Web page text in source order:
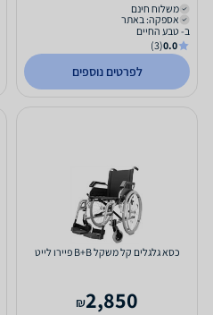
משלוח חינם
אספקה: באתר
ב- טבע החיים
0.0
(3)
לפרטים נוספים
כסא גלגלים קל משקל B+B פיירו לייט
2,850
₪